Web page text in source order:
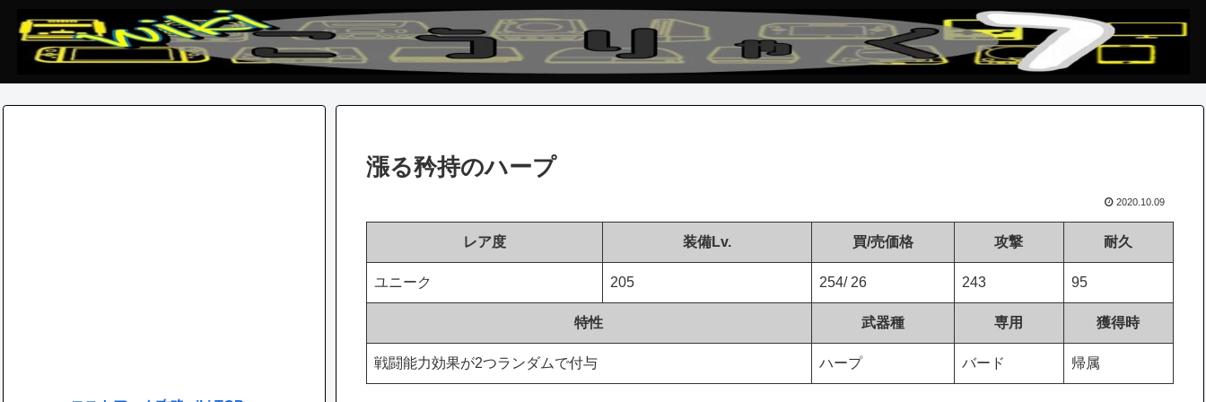
漲る矜持のハープ
2020.10.09
レア度 装備Lv. 買/売価格 攻撃 耐久
ユニーク 205 254/ 26 243 95
特性 武器種 専用 獲得時
戦闘能力効果が2つランダムで付与 ハープ バード 帰属